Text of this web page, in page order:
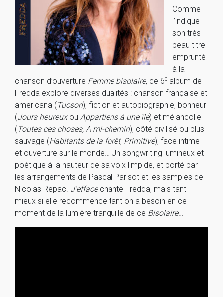
Comme
l’indique
son très
beau titre
emprunté
à la
chanson d’ouverture Femme bisolaire, ce 6e album de
Fredda explore diverses dualités : chanson française et
americana (Tucson), fiction et autobiographie, bonheur
(Jours heureuxou Appartiens à une île) et mélancolie
(Toutes ces choses, A mi-chemin), côté civilisé ou plus
sauvage (Habitants de la forêt, Primitive), face intime
et ouverture sur le monde… Un songwriting lumineux et
poétique à la hauteur de sa voix limpide, et porté par
les arrangements de Pascal Parisot et les samples de
Nicolas Repac. J’effacechante Fredda, mais tant
mieux si elle recommence tant on a besoin en ce
moment de la lumière tranquille de ce Bisolaire…